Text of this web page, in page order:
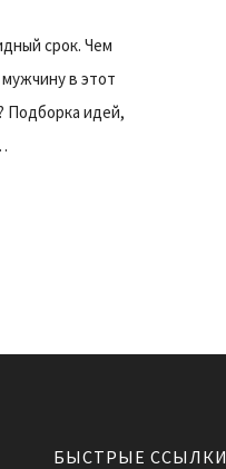
срок. Чем
в этот
Подборка идей,
БЫСТРЫЕ ССЫЛКИ